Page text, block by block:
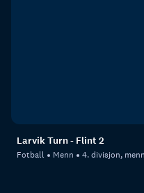
Larvik Turn - Flint 2
Fotball Menn 4. divisjon, menn